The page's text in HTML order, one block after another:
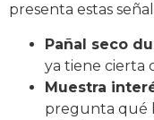
presenta estas
Pañal seco
ya tiene cierta
Muestra
pregunta qué